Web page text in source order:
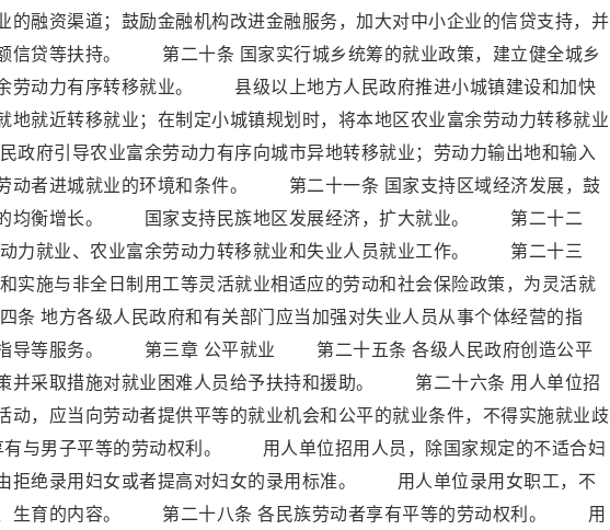
的融资渠道；鼓励金融机构改进金融服务，加大对中小企业的信贷支持，并
信贷等扶持。 第二十条 国家实行城乡统筹的就业政策，建立健全城乡
劳动力有序转移就业。 县级以上地方人民政府推进小城镇建设和加快
地就近转移就业；在制定小城镇规划时，将本地区农业富余劳动力转移就业
府引导农业富余劳动力有序向城市异地转移就业；劳动力输出地和输入
动者进城就业的环境和条件。 第二十一条 国家支持区域经济发展，鼓
的均衡增长。 国家支持民族地区发展经济，扩大就业。 第二十二
动力就业、农业富余劳动力转移就业和失业人员就业工作。 第二十三
实施与非全日制用工等灵活就业相适应的劳动和社会保险政策，为灵活就
地方各级人民政府和有关部门应当加强对失业人员从事个体经营的指
指导等服务。 第三章 公平就业 第二十五条 各级人民政府创造公平
并采取措施对就业困难人员给予扶持和援助。 第二十六条 用人单位招
动，应当向劳动者提供平等的就业机会和公平的就业条件，不得实施就业歧
与男子平等的劳动权利。 用人单位招用人员，除国家规定的不适合妇
拒绝录用妇女或者提高对妇女的录用标准。 用人单位录用女职工，不
、生育的内容。 第二十八条 各民族劳动者享有平等的劳动权利。 用